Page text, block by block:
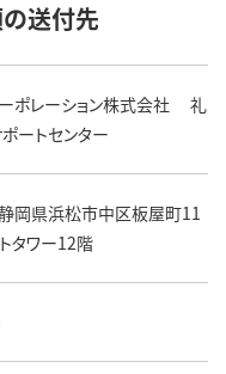
送付先
ーポレーション株式会社 礼
ートセンター
岡県浜松市中区板屋町11
タワー12階